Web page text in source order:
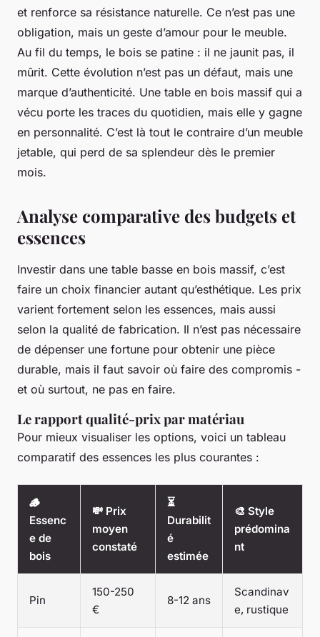
et renforce sa résistance naturelle. Ce n’est pas une
obligation, mais un geste d’amour pour le meuble.
Au fil du temps, le bois se patine : il ne jaunit pas, il
mûrit. Cette évolution n’est pas un défaut, mais une
marque d’authenticité. Une table en bois massif qui a
vécu porte les traces du quotidien, mais elle y gagne
en personnalité. C’est là tout le contraire d’un meuble
jetable, qui perd de sa splendeur dès le premier
mois.
Analyse comparative des budgets et
essences
Investir dans une table basse en bois massif, c’est
faire un choix financier autant qu’esthétique. Les prix
varient fortement selon les essences, mais aussi
selon la qualité de fabrication. Il n’est pas nécessaire
de dépenser une fortune pour obtenir une pièce
durable, mais il faut savoir où faire des compromis -
et où surtout, ne pas en faire.
Le rapport qualité-prix par matériau
Pour mieux visualiser les options, voici un tableau
comparatif des essences les plus courantes :
🪵
Essenc
e de
bois
💸 Prix
moyen
constaté
⏳
Durabilit
é
estimée
🎨 Style
prédomina
nt
Pin
150-250
€
8-12 ans
Scandinav
e, rustique